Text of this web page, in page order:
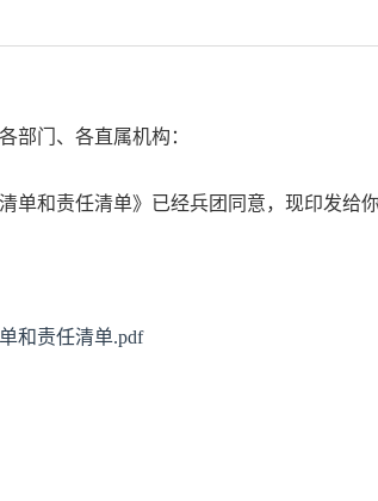
部门、各直属机构：
单和责任清单》已经兵团同意，现印发给
和责任清单.pdf